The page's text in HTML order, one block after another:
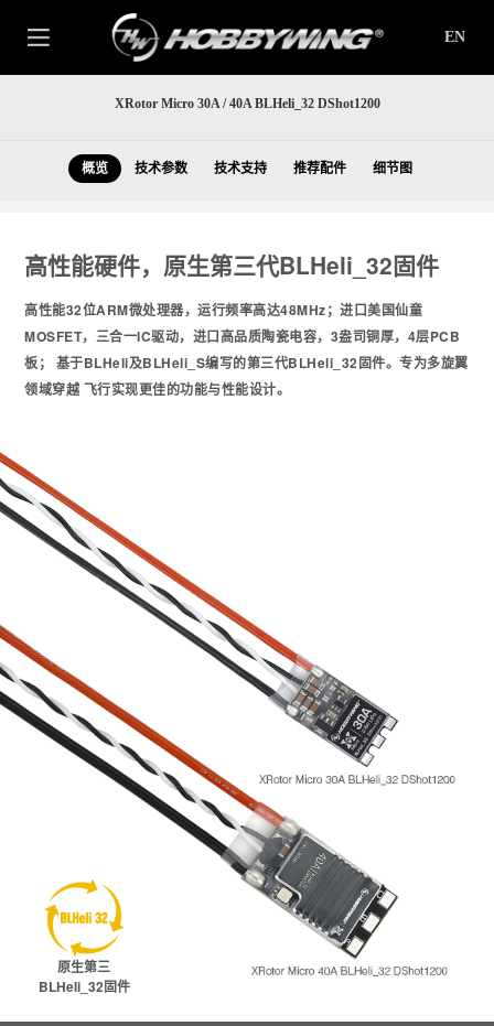
EN
XRotor Micro 30A / 40A BLHeli_32 DShot1200
概览 技术参数 技术支持 推荐配件 细节图
高性能硬件，原生第三代BLHeli_32固件
高性能32位ARM微处理器，运行频率高达48MHz；进口美国仙童
MOSFET，三合一IC驱动，进口高品质陶瓷电容，3盎司铜厚，4层PCB
板； 基于BLHeli及BLHeli_S编写的第三代BLHeli_32固件。专为多旋翼
领域穿越 飞行实现更佳的功能与性能设计。
原生第三
BLHeli_32固件